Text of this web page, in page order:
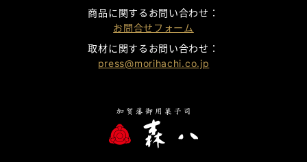
商品に関するお問い合わせ：
お問合せフォーム
取材に関するお問い合わせ：
press@morihachi.co.jp